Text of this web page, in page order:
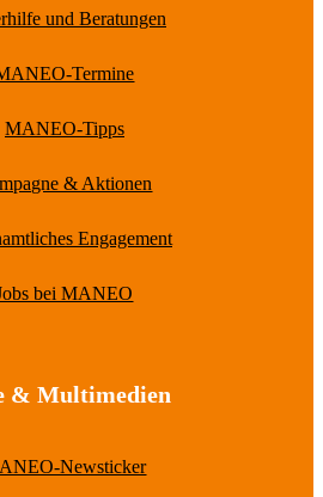
und Beratungen
Termine
MANEO-Tipps
& Aktionen
Engagement
bei MANEO
& Multimedien
Newsticker